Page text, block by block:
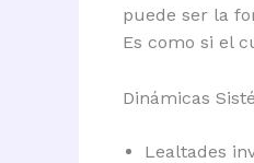
puede ser la
Es como si el
Dinámicas
Lealtades